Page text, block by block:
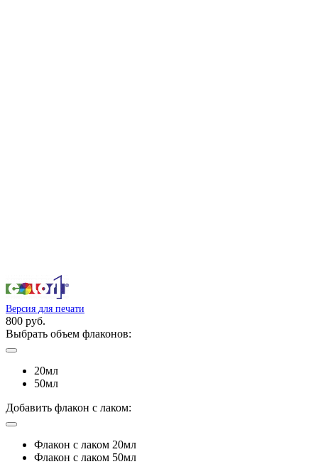
Версия для печати
800 руб.
Выбрать объем флаконов:
20мл
50мл
Добавить флакон с лаком:
Флакон с лаком 20мл
Флакон с лаком 50мл